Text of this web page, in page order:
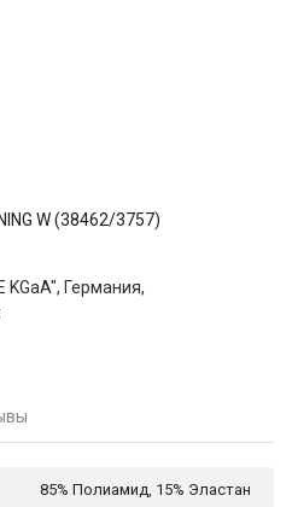
W (38462/3757)
KGaA", Германия,
85% Полиамид, 15% Эластан